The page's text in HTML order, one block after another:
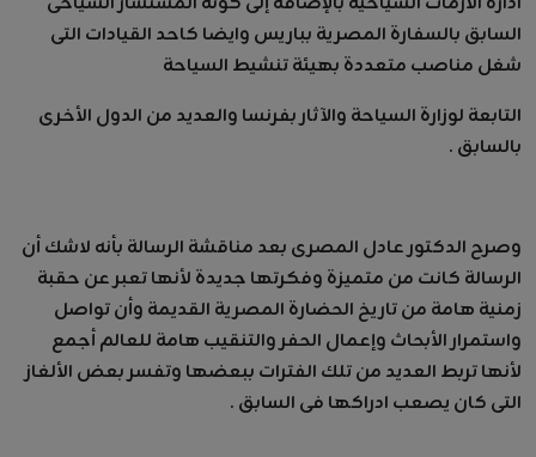
السابق بالسفارة المصرية بباريس وايضا كاحد القيادات التى
شغل مناصب متعددة بهيئة تنشيط السياحة
التابعة لوزارة السياحة والآثار بفرنسا والعديد من الدول الأخرى
بالسابق .
وصرح الدكتور عادل المصرى بعد مناقشة الرسالة بأنه لاشك أن
الرسالة كانت من متميزة وفكرتها جديدة لأنها تعبر عن حقبة
زمنية هامة من تاريخ الحضارة المصرية القديمة وأن تواصل
واستمرار الأبحاث وإعمال الحفر والتنقيب هامة للعالم أجمع
لأنها تربط العديد من تلك الفترات ببعضها وتفسر بعض الألغاز
التى كان يصعب ادراكها فى السابق .